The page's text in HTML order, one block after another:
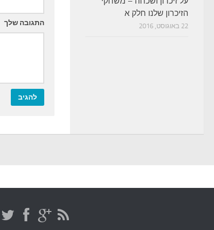
התגובה שלך
הזיכרון שלנו חלק א
22 באוגוסט, 2016